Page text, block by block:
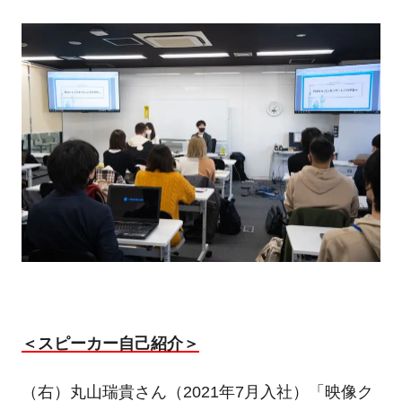
＜スピーカー自己紹介＞
（右）丸山瑞貴さん（ 2021年7月入社）「映像ク